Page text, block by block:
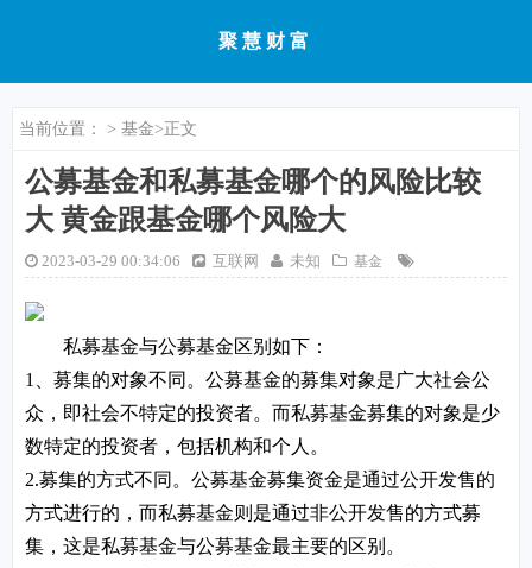
聚慧财富
当前位置： > 基金>正文
公募基金和私募基金哪个的风险比较
大 黄金跟基金哪个风险大
2023-03-29 00:34:06 互联网 未知 基金
私募基金与公募基金区别如下：
1、募集的对象不同。公募基金的募集对象是广大社会公
众，即社会不特定的投资者。而私募基金募集的对象是少
数特定的投资者，包括机构和个人。
2.募集的方式不同。公募基金募集资金是通过公开发售的
方式进行的，而私募基金则是通过非公开发售的方式募
集，这是私募基金与公募基金最主要的区别。